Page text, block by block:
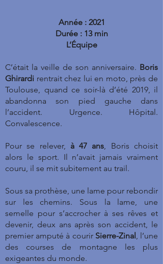
Année : 2021
Durée : 13 min
L’Équipe
C’était la veille de son anniversaire. Boris
Ghirardi rentrait chez lui en moto, près de
Toulouse, quand ce soir-là d’été 2019, il
abandonna son pied gauche dans
l’accident. Urgence. Hôpital.
Convalescence.
Pour se relever, à 47 ans, Boris choisit
alors le sport. Il n’avait jamais vraiment
couru, il se mit subitement au trail.
Sous sa prothèse, une lame pour rebondir
sur les chemins. Sous la lame, une
semelle pour s’accrocher à ses rêves et
devenir, deux ans après son accident, le
premier amputé à courir Sierre-Zinal, l’une
des courses de montagne les plus
exigeantes du monde.